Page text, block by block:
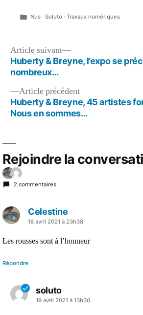
Publié
Nus· Soluto· Travaux numériques
Navigation
de
Article précédentArticle
précédent :
Huberty & Breyne, 45 artistes
Nous en sommes…
Article suivant
Article
suivant :
Huberty & Breyne, l’expo se
nombreux…
Rejoindre la
2 commentaires
Celestine
a
18 avril 2021 à 23h38
Les rousses sont à l’honneur
Répondre
soluto
a
19 avril 2021 à 13h30